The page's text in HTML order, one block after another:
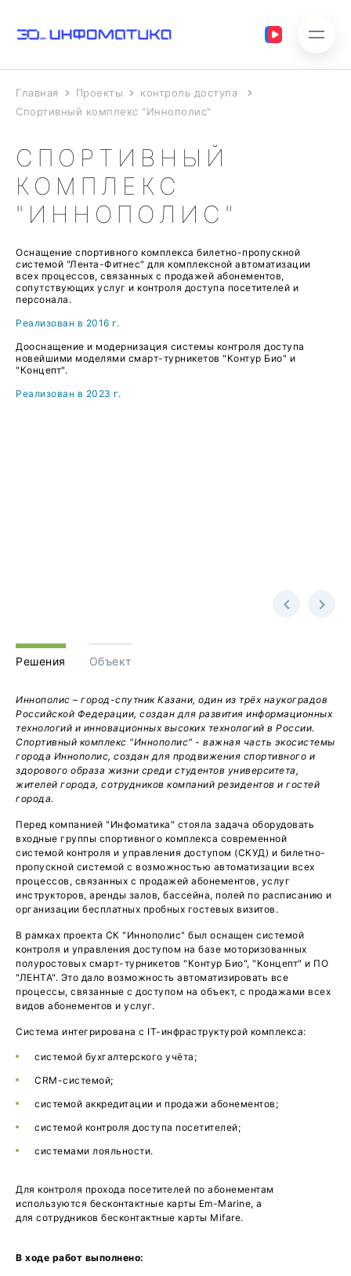
Главная Проекты
контроль доступа
Спортивный комплекс "Иннополис"
СПОРТИВНЫЙ
КОМПЛЕКС
"ИННОПОЛИС"
Оснащение спортивного комплекса билетно-пропускной
системой "Лента-Фитнес" для комплексной автоматизации
всех процессов, связанных с продажей абонементов,
сопутствующих услуг и контроля доступа посетителей и
персонала.
Реализован в 2016 г.
Дооснащение и модернизация системы контроля доступа
новейшими моделями смарт-турникетов "Контур Био" и
"Концепт".
Реализован в 2023 г.
Решения Объект
Иннополис – город-спутник Казани, один из трёх наукоградов
Российской Федерации, создан для развития информационных
технологий и инновационных высоких технологий в России.
Спортивный комплекс "Иннополис" - важная часть экосистемы
города Иннополис, создан для продвижения спортивного и
здорового образа жизни среди студентов университета,
жителей города, сотрудников компаний резидентов и гостей
города.
Перед компанией "Инфоматика" стояла задача оборудовать
входные группы спортивного комплекса современной
системой контроля и управления доступом (СКУД) и билетно-
пропускной системой с возможностью автоматизации всех
процессов, связанных с продажей абонементов, услуг
инструкторов, аренды залов, бассейна, полей по расписанию и
организации бесплатных пробных гостевых визитов.
В рамках проекта СК "Иннополис" был оснащен системой
контроля и управления доступом на базе моторизованных
полуростовых смарт-турникетов "Контур Био", "Концепт" и ПО
"ЛЕНТА". Это дало возможность автоматизировать все
процессы, связанные с доступом на объект, с продажами всех
видов абонементов и услуг.
Система интегрирована с IT-инфраструктурой комплекса:
системой бухгалтерского учёта;
CRM-системой;
системой аккредитации и продажи абонементов;
системой контроля доступа посетителей;
системами лояльности.
Для контроля прохода посетителей по абонементам
используются бесконтактные карты Em-Marine, а
для сотрудников бесконтактные карты Mifare.
В ходе работ выполнено: